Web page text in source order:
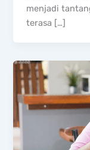
menjadi
terasa […]